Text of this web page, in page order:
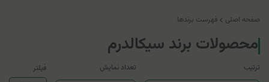
صفحه اصلی فهرست برندها
محصولات برند سیکالدرم
ترتیب تعداد نمایش فیلتر